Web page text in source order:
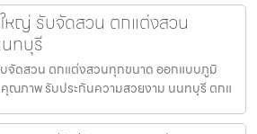
หญ่ รับจัดสวน ตกแต่งสวน
ทบุรี
จัดสวน ตกแต่งสวนทุกขนาด ออกแบบภูมิ
คุณภาพ รับประกันความสวยงาม นนทบุรี ตกแ